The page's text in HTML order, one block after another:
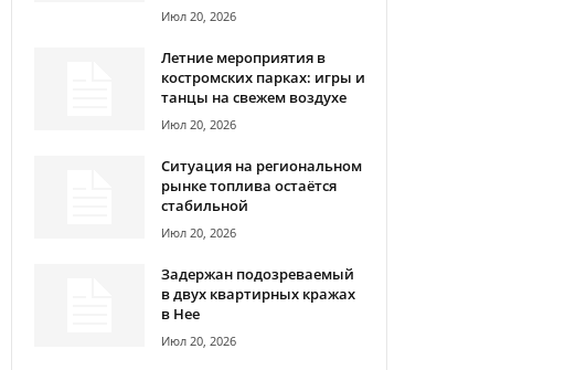
Июл 20, 2026
Летние мероприятия в
костромских парках: игры и
танцы на свежем воздухе
Июл 20, 2026
Ситуация на региональном
рынке топлива остаётся
стабильной
Июл 20, 2026
Задержан подозреваемый
в двух квартирных кражах
в Нее
Июл 20, 2026